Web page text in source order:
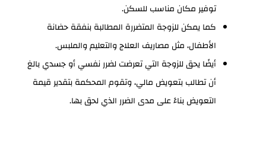
توفير مكان مناسب للسكن.
كما يمكن للزوجة المتضررة المطالبة بنفقة حضانة
الأطفال، مثل مصاريف العلاج والتعليم والملبس.
أيضًا يحق للزوجة التي تعرضت لضرر نفسي أو جسدي بالغ
أن تطالب بتعويض مالي، وتقوم المحكمة بتقدير قيمة
التعويض بناءً على مدى الضرر الذي لحق بها.